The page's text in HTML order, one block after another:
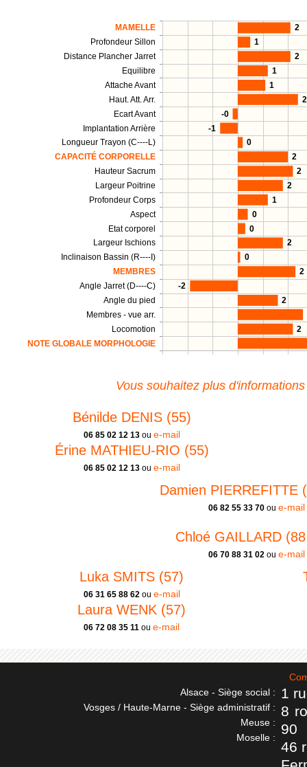
NOTE GLOBALE MORPHOLOGIE
Locomotion
Membres - vue arr.
Angle du pied
Angle Jarret (D----C)
MEMBRES
Inclinaison Bassin (R----I)
Largeur Ischions
Etat corporel
Aspect
Profondeur Corps
Largeur Poitrine
Hauteur Sacrum
CAPACITÉ CORPORELLE
Longueur Trayon (C----L)
Implantation Arrière
Ecart Avant
Haut. Att. Arr.
Attache Avant
Equilibre
Distance Plancher Jarret
Profondeur Sillon
MAMELLE
2
1
2
1
1
2
-0
-1
0
2
2
2
1
0
0
2
0
2
-2
2
2
Vous souhaitez plus
Bénilde DENIS (55)
06 85 02 12 13 ou e-mail
Érine MATHIEU-RIO (55)
06 85 02 12 13 ou e-mail
Damien PIERREFITTE
06 82 55 33 70 oue-mail
Chloé GAILLARD
06 70 88 31 02 oue-mail
Luka SMITS (57)
06 31 65 88 62 ou e-mail
Laura WENK (57)
06 72 08 35 11 oue-mail
Alsace - Siège social :
Vosges / Haute-Marne - Siège administratif :
Meuse :
Moselle :
1
8
90
46